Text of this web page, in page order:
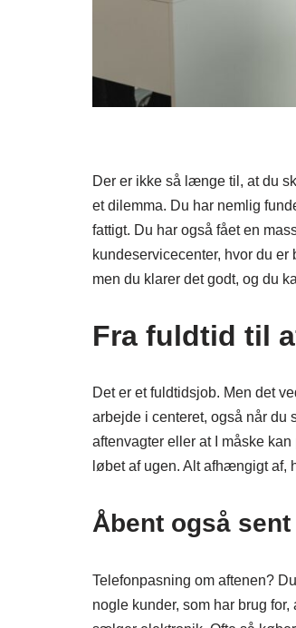
Der er ikke så længe til, at du
et dilemma. Du har nemlig
fattigt. Du har også fået en
kundeservicecenter, hvor du
men du klarer det godt, og du
Fra fuldtid til
Det er et fuldtidsjob. Men det
arbejde i centeret, også når du
aftenvagter eller at I måske
løbet af ugen. Alt afhængigt
Åbent også sent
Telefonpasning om aftenen?
nogle kunder, som har brug